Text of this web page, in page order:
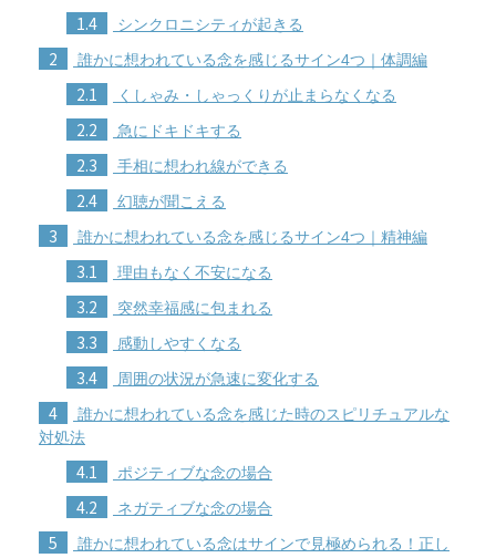
1.4 シンクロニシティが起きる
2 誰かに想われている念を感じるサイン4つ｜体調編
2.1 くしゃみ・しゃっくりが止まらなくなる
2.2 急にドキドキする
2.3 手相に想われ線ができる
2.4 幻聴が聞こえる
3 誰かに想われている念を感じるサイン4つ｜精神編
3.1 理由もなく不安になる
3.2 突然幸福感に包まれる
3.3 感動しやすくなる
3.4 周囲の状況が急速に変化する
4
誰かに想われている念を感じた時のスピリチュアルな
対処法
4.1 ポジティブな念の場合
4.2 ネガティブな念の場合
5
誰かに想われている念はサインで見極められる！正し